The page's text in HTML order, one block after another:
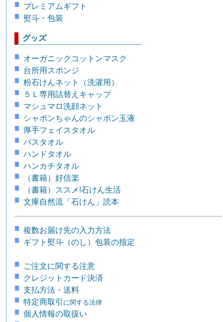
プレミアムギフト
熨斗・包装
グッズ
オーガニックコットンマスク
台所用スポンジ
粉石けんネット（洗濯用）
５Ｌ専用詰替えキャップ
マシュマロ洗顔ネット
シャボンちゃんのシャボン玉液
厚手フェイスタオル
バスタオル
ハンドタオル
ハンカチタオル
（書籍）好信楽
（書籍）ススメ!石けん生活
文庫自然流「石けん」読本
複数お届け先の入力方法
ギフト熨斗（のし）包装の指定
ご注文に関する注意
クレジットカード決済
支払方法・送料
特定商取引 に関する法律
個人情報の取扱い